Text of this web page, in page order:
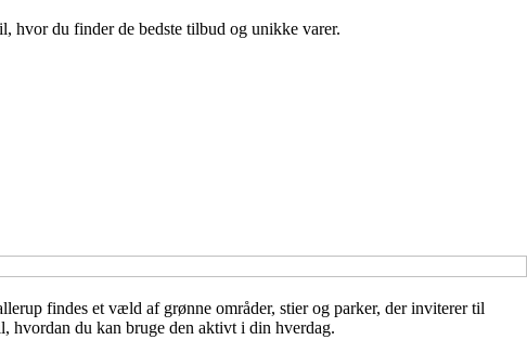
hvor du finder de bedste tilbud og unikke varer.
findes et væld af grønne områder, stier og parker, der inviterer til
hvordan du kan bruge den aktivt i din hverdag.